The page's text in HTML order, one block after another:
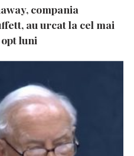
compania
au urcat la cel mai
luni